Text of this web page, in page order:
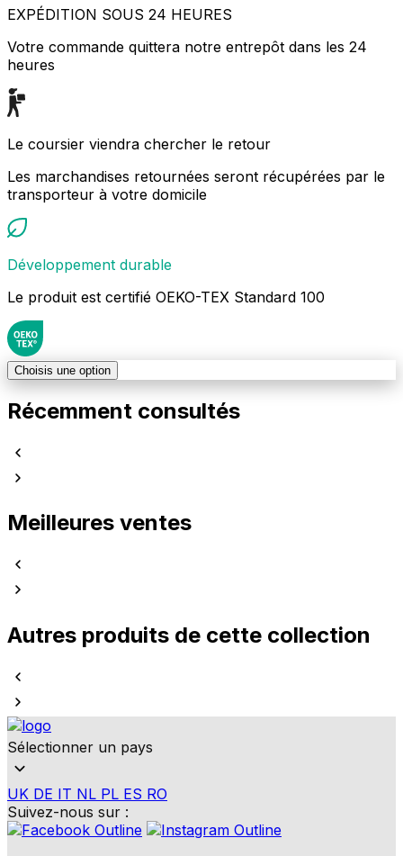
EXPÉDITION SOUS 24 HEURES
Votre commande quittera notre entrepôt dans les 24
heures
Le coursier viendra chercher le retour
Les marchandises retournées seront récupérées par le
transporteur à votre domicile
Développement durable
Le produit est certifié OEKO-TEX Standard 100
Choisis une option
Récemment consultés
Meilleures ventes
Autres produits de cette collection
Sélectionner un pays
UK DE IT NL PL ES RO
Suivez-nous sur :